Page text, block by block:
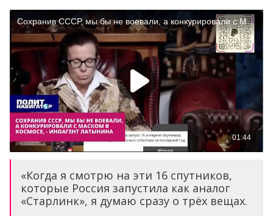
«Когда я смотрю на эти 16 спутников,
которые Россия запустила как аналог
«Старлинк», я думаю сразу о трёх вещах.